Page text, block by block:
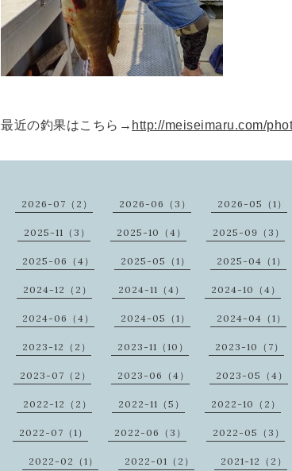
最近の釣果はこちら→ http://meiseimaru.com/
2026-07（2） 2026-06（3） 2026-05（1）
2025-11（3） 2025-10（4） 2025-09（3）
2025-06（4） 2025-05（1） 2025-04（1）
2024-12（2） 2024-11（4） 2024-10（4）
2024-06（4） 2024-05（1） 2024-04（1）
2023-12（2） 2023-11（10） 2023-10（7）
2023-07（2） 2023-06（4） 2023-05（4）
2022-12（2） 2022-11（5） 2022-10（2）
2022-07（1） 2022-06（3） 2022-05（3）
2022-02（1） 2022-01（2） 2021-12（2）